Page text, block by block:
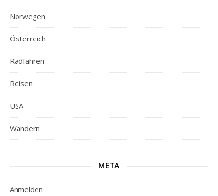
Norwegen
Österreich
Radfahren
Reisen
USA
Wandern
META
Anmelden